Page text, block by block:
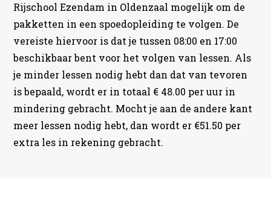
Rijschool Ezendam in Oldenzaal mogelijk om de
pakketten in een spoedopleiding te volgen. De
vereiste hiervoor is dat je tussen 08:00 en 17:00
beschikbaar bent voor het volgen van lessen. Als
je minder lessen nodig hebt dan dat van tevoren
is bepaald, wordt er in totaal € 48.00 per uur in
mindering gebracht. Mocht je aan de andere kant
meer lessen nodig hebt, dan wordt er €51.50 per
extra les in rekening gebracht.